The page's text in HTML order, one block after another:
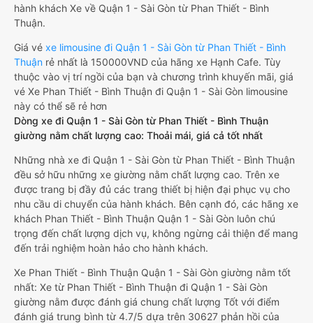
hành khách Xe về Quận 1 - Sài Gòn từ Phan Thiết - Bình
Thuận.
Giá vé xe limousine đi Quận 1 - Sài Gòn từ Phan Thiết - Bình
Thuận rẻ nhất là 150000VND của hãng xe Hạnh Cafe. Tùy
thuộc vào vị trí ngồi của bạn và chương trình khuyến mãi, giá
vé Xe Phan Thiết - Bình Thuận đi Quận 1 - Sài Gòn limousine
này có thể sẽ rẻ hơn
Dòng xe đi Quận 1 - Sài Gòn từ Phan Thiết - Bình Thuận
giường nằm chất lượng cao: Thoải mái, giá cả tốt nhất
Những nhà xe đi Quận 1 - Sài Gòn từ Phan Thiết - Bình Thuận
đều sở hữu những xe giường nằm chất lượng cao. Trên xe
được trang bị đầy đủ các trang thiết bị hiện đại phục vụ cho
nhu cầu di chuyển của hành khách. Bên cạnh đó, các hãng xe
khách Phan Thiết - Bình Thuận Quận 1 - Sài Gòn luôn chú
trọng đến chất lượng dịch vụ, không ngừng cải thiện để mang
đến trải nghiệm hoàn hảo cho hành khách.
Xe Phan Thiết - Bình Thuận Quận 1 - Sài Gòn giường nằm tốt
nhất: Xe từ Phan Thiết - Bình Thuận đi Quận 1 - Sài Gòn
giường nằm được đánh giá chung chất lượng Tốt với điểm
đánh giá trung bình từ 4.7/5 dựa trên 30627 phản hồi của